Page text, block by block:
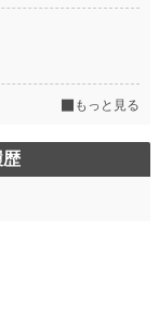
もっと見る
歴